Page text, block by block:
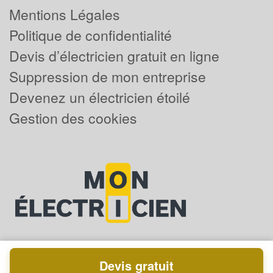
Mentions Légales
Politique de confidentialité
Devis d’électricien gratuit en ligne
Suppression de mon entreprise
Devenez un électricien étoilé
Gestion des cookies
Devis gratuit